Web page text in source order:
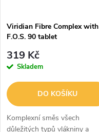
p
r
o
d
s
p
r
o
d
Viridian Fibre Complex with
F.O.S. 90 tablet
319 Kč
Skladem
DO KOŠÍKU
Komplexní směs všech
důležitých typů vlákniny a